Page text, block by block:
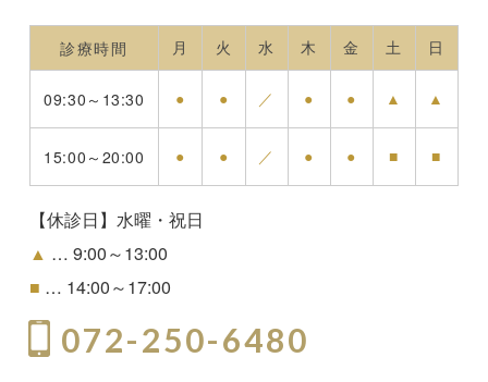
診療時間 月 火 水 木 金 土 日
09:30～13:30 ● ● ／ ● ● ▲ ▲
15:00～20:00 ● ● ／ ● ● ■ ■
【休診日】水曜・祝日
▲ … 9:00～13:00
■ … 14:00～17:00
072-250-6480